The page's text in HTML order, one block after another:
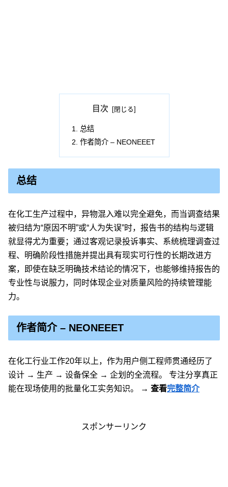
目次
总结
作者简介 – NEONEEET
总结
在化工生产过程中，异物混入难以完全避免，而当调查结果
被归结为“原因不明”或“人为失误”时，报告书的结构与逻辑
就显得尤为重要；通过客观记录投诉事实、系统梳理调查过
程、明确阶段性措施并提出具有现实可行性的长期改进方
案，即使在缺乏明确技术结论的情况下，也能够维持报告的
专业性与说服力，同时体现企业对质量风险的持续管理能
力。
作者简介 – NEONEEET
在化工行业工作20年以上，作为用户侧工程师贯通经历了
设计 → 生产 → 设备保全 → 企划的全流程。 专注分享真正
能在现场使用的批量化工实务知识。
→ 查看完整简介
スポンサーリンク